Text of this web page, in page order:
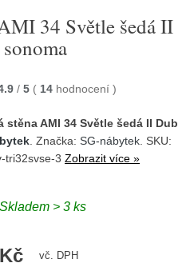
34 Světle šedá II
/ 5 ( 14 hodnocení )
stěna AMI 34 Světle šedá II Dub
. Značka: SG-nábytek. SKU:
tri32svse-3 Zobrazit více »
Skladem > 3 ks
vč. DPH